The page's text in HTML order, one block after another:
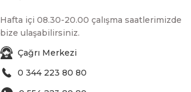
Hafta içi 08.30-20.00 çalışma saatlerimizde
bize ulaşabilirsiniz.
Çağrı Merkezi
0 344 223 80 80